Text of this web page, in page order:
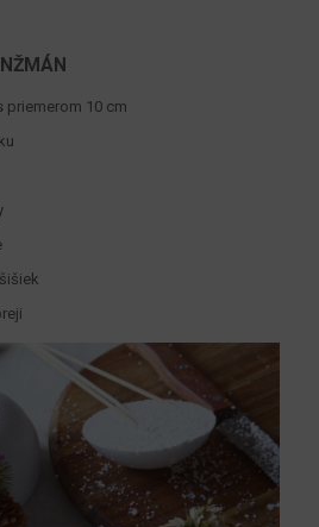
priemerom 10 cm